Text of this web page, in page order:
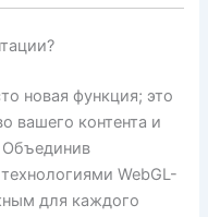
новая функция; это
вашего контента и
Объединив
WebGL-
для каждого